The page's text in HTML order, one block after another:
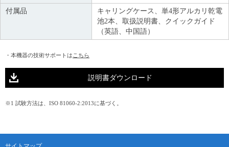
付属品
キャリングケース、単4形アルカリ乾電
池2本、取扱説明書、クイックガイド
（英語、中国語）
・本機器の技術サポートは こちら
説明書ダウンロード
※1 試験方法は、ISO 81060-2:2013に基づく。